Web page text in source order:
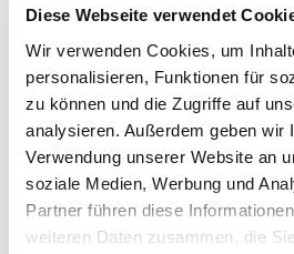
Diese Webseite verwendet
Wir verwenden Cookies, um
personalisieren, Funktionen für
zu können und die Zugriffe auf
analysieren. Außerdem geben wir
Verwendung unserer Website an
soziale Medien, Werbung und
Partner führen diese
weiteren Daten zusammen, die
GTIN / EAN
Material
Eigenschaften
Kettenart
Pitch (mm)
Zähne 21